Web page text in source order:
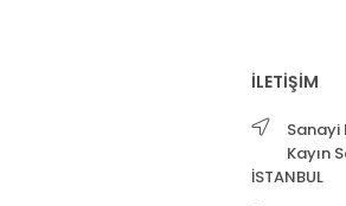
İLETİŞİM
Sanayi
Kayın
İSTANBUL